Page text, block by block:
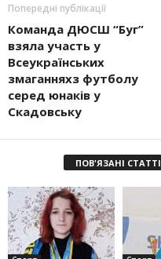
Попередні публікації
Команда ДЮСШ “Буг”
взяла участь у
Всеукраїнських
змаганняхз футболу
серед юнаків у
Скадовську
ПОВ'ЯЗАНІ СТАТТІ